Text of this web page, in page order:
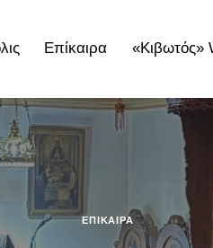
Επίκαιρα «Κιβωτός»
«Κιβωτός» Web TV
ΕΠΊΚΑΙΡΑ